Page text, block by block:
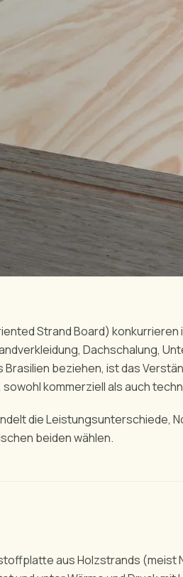
Strand Board)
Dachschalung,
beziehen, ist das
kommerziell als auch
die Leistungsunterschiede,
beiden wählen.
aus Holzstrands (meist